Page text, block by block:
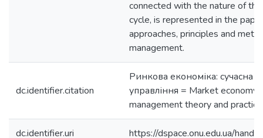
connected with the nature of
cycle, is represented in the
approaches, principles and
management.
dc.identifier.citation
Ринкова економіка: сучасна
управління = Market economy:
management theory and practice
dc.identifier.uri https://dspace.onu.edu.ua/